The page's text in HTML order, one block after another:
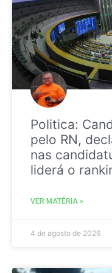
Politica:
pelo RN,
nas
liderá o
VER MATÉRIA »
4 de agosto de 2026